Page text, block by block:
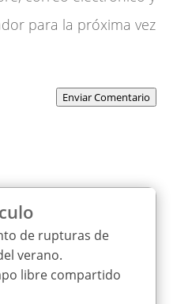
para la próxima vez
Enviar Comentario
de rupturas de
verano.
libre compartido